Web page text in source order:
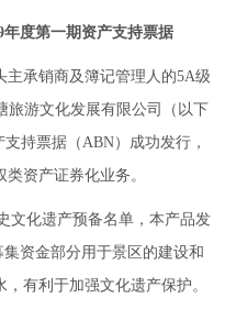
度第一期资产支持票据
主承销商及簿记管理人的5A级
游文化发展有限公司（以下
持票据（ABN）成功发行，
资产证券化业务。
文化遗产预备名单，本产品发
资金部分用于景区的建设和
有利于加强文化遗产保护。